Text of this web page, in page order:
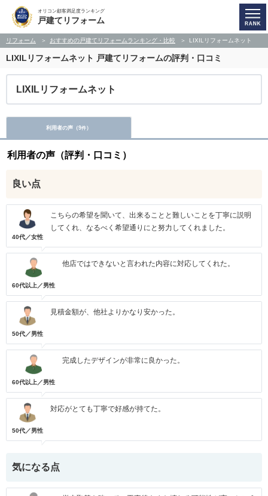
オリコン顧客満足度ランキング
戸建てリフォーム
リフォーム おすすめの戸建てリフォームランキング・比較 LIXILリフォームネット
LIXILリフォームネット 戸建てリフォームの評判・口コミ
LIXILリフォームネット
利用者の声（9件）
利用者の声（評判・口コミ）
良い点
40代／女性
こちらの希望を聞いて、出来ることと難しいことを丁寧に説明
してくれ、なるべく希望通りにと努力してくれました。
60代以上／男性
他店ではできないと言われた内容に対応してくれた。
50代／男性
見積金額が、他社よりかなり安かった。
60代以上／男性
完成したデザインが非常に良かった。
50代／男性
対応がとても丁寧で好感が持てた。
気になる点